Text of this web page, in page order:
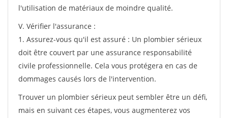
l'utilisation de matériaux de moindre qualité.
V. Vérifier l'assurance :
1. Assurez-vous qu'il est assuré : Un plombier sérieux
doit être couvert par une assurance responsabilité
civile professionnelle. Cela vous protégera en cas de
dommages causés lors de l'intervention.
Trouver un plombier sérieux peut sembler être un défi,
mais en suivant ces étapes, vous augmenterez vos